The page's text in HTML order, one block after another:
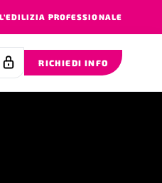
PROFESSIONALE
RICHIEDI INFO